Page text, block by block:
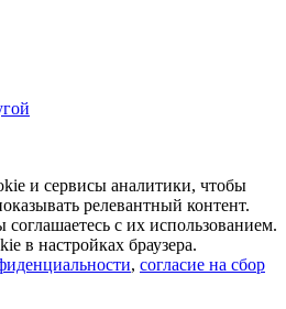
и сервисы аналитики, чтобы
релевантный контент.
с их использованием.
в настройках браузера.
, согласие на сбор